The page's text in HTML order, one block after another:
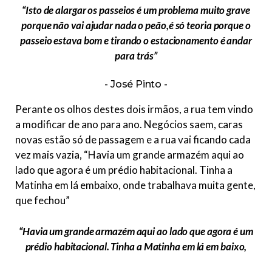
“Isto de alargar os passeios é um problema muito grave
porque não vai ajudar nada o peão,é só teoria porque o
passeio estava bom e tirando o estacionamento é andar
para trás”
José Pinto
Perante os olhos destes dois irmãos, a rua tem vindo
a modificar de ano para ano. Negócios saem, caras
novas estão só de passagem e a rua vai ficando cada
vez mais vazia, “Havia um grande armazém aqui ao
lado que agora é um prédio habitacional. Tinha a
Matinha em lá embaixo, onde trabalhava muita gente,
que fechou”
“Havia um grande armazém aqui ao lado que agora é um
prédio habitacional. Tinha a Matinha em lá em baixo,